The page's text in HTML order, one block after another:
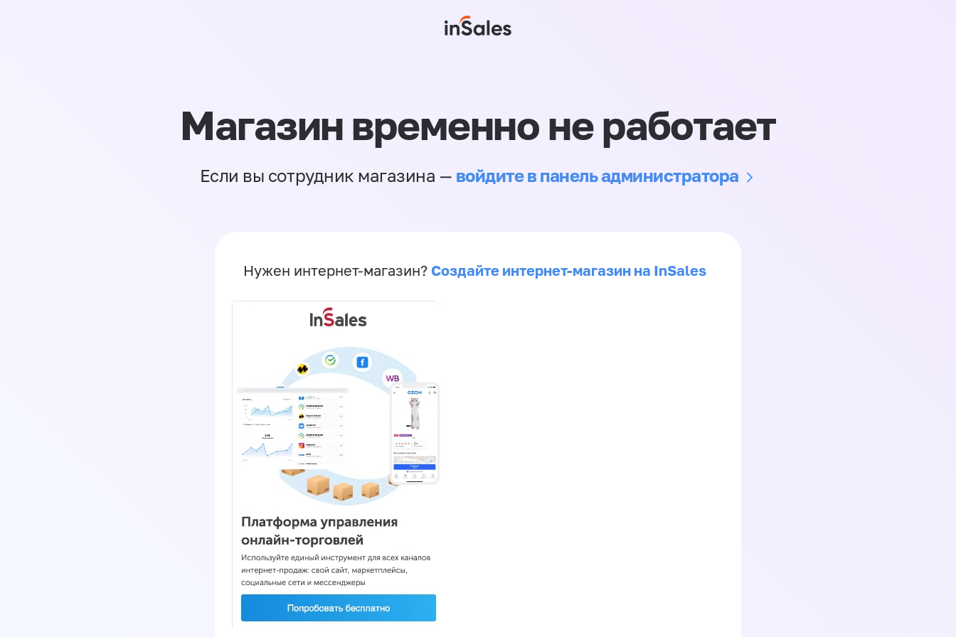
Магазин временно не работает
Если вы сотрудник магазина — войдите в панель администратора
Нужен интернет-магазин? Создайте интернет-магазин на InSales